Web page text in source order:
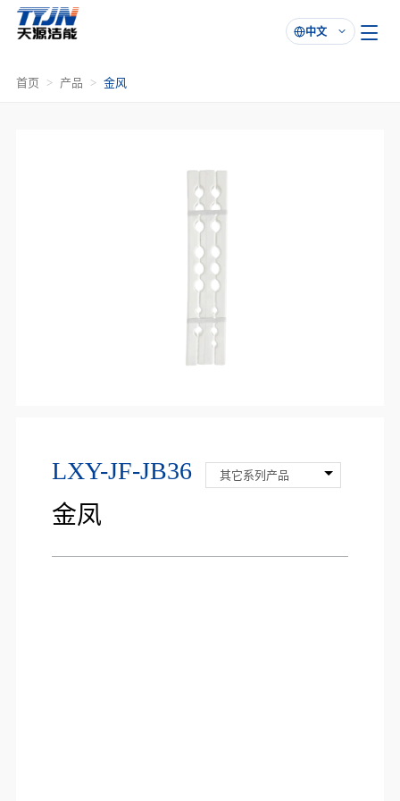

中文
首页 产品 金风
LXY-JF-JB36
金凤
其它系列产品